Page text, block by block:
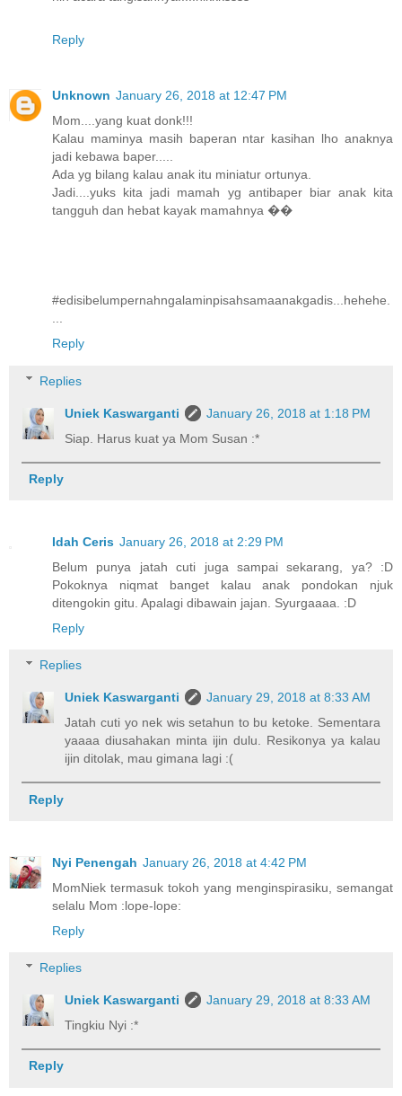
Reply
Unknown January 26, 2018 at 12:47 PM
Mom....yang kuat donk!!!
Kalau maminya masih baperan ntar kasihan lho anaknya
jadi kebawa baper.....
Ada yg bilang kalau anak itu miniatur ortunya.
Jadi....yuks kita jadi mamah yg antibaper biar anak kita
tangguh dan hebat kayak mamahnya ��
#edisibelumpernahngalaminpisahsamaanakgadis...hehehe.
Reply
Replies
Uniek Kaswarganti
January 26, 2018 at 1:18 PM
Siap. Harus kuat ya Mom Susan :*
Reply
Idah Ceris January 26, 2018 at 2:29 PM
Belum punya jatah cuti juga sampai sekarang, ya? :D
Pokoknya niqmat banget kalau anak pondokan njuk
ditengokin gitu. Apalagi dibawain jajan. Syurgaaaa. :D
Reply
Replies
Uniek Kaswarganti
January 29, 2018 at 8:33 AM
Jatah cuti yo nek wis setahun to bu ketoke. Sementara
yaaaa diusahakan minta ijin dulu. Resikonya ya kalau
ijin ditolak, mau gimana lagi :(
Reply
Nyi Penengah January 26, 2018 at 4:42 PM
MomNiek termasuk tokoh yang menginspirasiku, semangat
selalu Mom :lope-lope:
Reply
Replies
Uniek Kaswarganti
January 29, 2018 at 8:33 AM
Tingkiu Nyi :*
Reply